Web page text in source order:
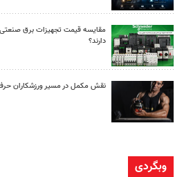
مقایسه قیمت تجهیزات برق صنعتی
دارند؟
نقش مکمل در مسیر ورزشکاران
وبگردی